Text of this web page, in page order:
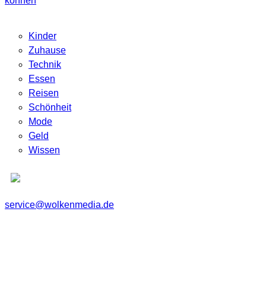
Kinder
Zuhause
Technik
Essen
Reisen
Schönheit
Mode
Geld
Wissen
service@wolkenmedia.de